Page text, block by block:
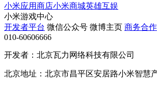
小米应用商店小米商城英雄互娱
小米游戏中心
开发者平台 微信公众号 微博主页 商务合作
010-60606666
开发者：北京瓦力网络科技有限公司
北京地址：北京市昌平区安居路小米智慧